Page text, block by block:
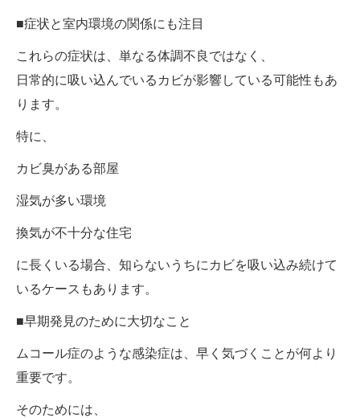
■症状と室内環境の関係にも注目
これらの症状は、単なる体調不良ではなく、
日常的に吸い込んでいるカビが影響している可能性もあ
ります。
特に、
カビ臭がある部屋
湿気が多い環境
換気が不十分な住宅
に長くいる場合、知らないうちにカビを吸い込み続けて
いるケースもあります。
■早期発見のために大切なこと
ムコール症のような感染症は、早く気づくことが何より
重要です。
そのためには、